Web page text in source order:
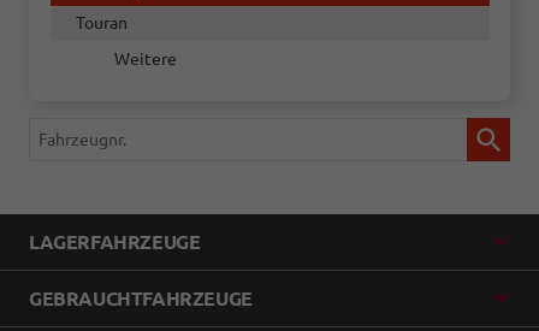
Touran
Weitere
Fahrzeugnr.
LAGERFAHRZEUGE
GEBRAUCHTFAHRZEUGE